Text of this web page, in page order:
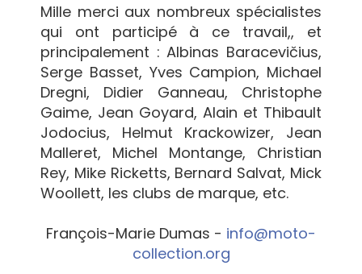
Mille merci aux nombreux spécialistes
qui ont participé à ce travail,, et
principalement : Albinas Baracevičius,
Serge Basset, Yves Campion, Michael
Dregni, Didier Ganneau, Christophe
Gaime, Jean Goyard, Alain et Thibault
Jodocius, Helmut Krackowizer, Jean
Malleret, Michel Montange, Christian
Rey, Mike Ricketts, Bernard Salvat, Mick
Woollett, les clubs de marque, etc.
François-Marie Dumas - info@moto-
collection.org